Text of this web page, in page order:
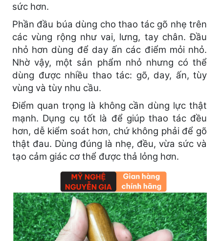
sức hơn.
Phần đầu búa dùng cho thao tác gõ nhẹ trên
các vùng rộng như vai, lưng, tay chân. Đầu
nhỏ hơn dùng để day ấn các điểm mỏi nhỏ.
Nhờ vậy, một sản phẩm nhỏ nhưng có thể
dùng được nhiều thao tác: gõ, day, ấn, tùy
vùng và tùy nhu cầu.
Điểm quan trọng là không cần dùng lực thật
mạnh. Dụng cụ tốt là để giúp thao tác đều
hơn, dễ kiểm soát hơn, chứ không phải để gõ
thật đau. Dùng đúng là nhẹ, đều, vừa sức và
tạo cảm giác cơ thể được thả lỏng hơn.